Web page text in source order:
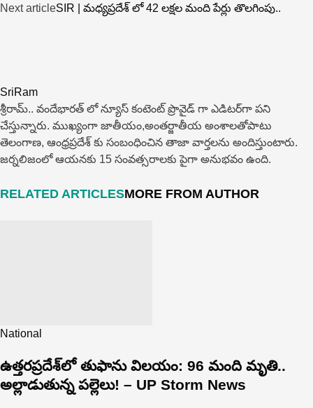
Next articleSIR | మధ్యప్రదేశ్ లో 42 లక్షల మంది పేర్లు తొలగింపు..
SriRam
శ్రీరామ్‌.. వందేభారత్ లో న్యూస్ కంటెంట్ ప్రొవైడ్ గా ఎడిటర్‌గా పని
చేస్తున్నారు. ముఖ్యంగా జాతీయం,అంత‌ర్జాతీయ అంశాల‌తోపాటు
తెలంగాణ, ఆంధ్ర‌ప్ర‌దేశ్‌ కు సంబంధించిన తాజా వార్తల‌ను అందిస్తుంటారు.
జర్నలిజంలో ఆయ‌న‌కు 15 సంవత్సరాలకు పైగా అనుభవం ఉంది.
RELATED ARTICLESMORE FROM AUTHOR
National
ఉత్తరప్రదేశ్‌లో తుఫాను విలయం: 96 మంది మృతి..
అల్లాడుతున్న పల్లెలు! – UP Storm News